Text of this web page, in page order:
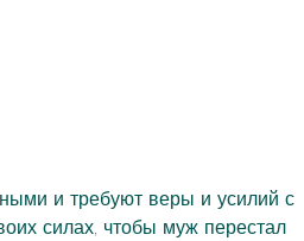
силах, чтобы муж перестал